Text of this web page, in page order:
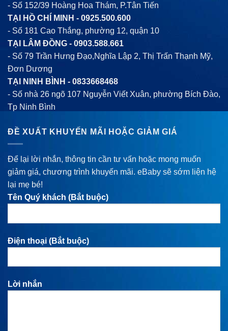
- Số 152/39 Hoàng Hoa Thám, P.Tân Tiến
TẠI HỒ CHÍ MINH - 0925.500.600
- Số 181 Cao Thắng, phường 12, quận 10
TẠI LÂM ĐỒNG - 0903.588.661
- Số 79 Trần Hưng Đạo,Nghĩa Lập 2, Thị Trấn Thạnh Mỹ,
Đơn Dương
TẠI NINH BÌNH - 0833668468
- Số nhà 26 ngõ 107 Nguyễn Viết Xuân, phường Bích Đào,
Tp Ninh Bình
ĐỀ XUẤT KHUYẾN MÃI HOẶC GIẢM GIÁ
Để lại lời nhắn, thông tin cần tư vấn hoặc mong muốn
giảm giá, chương trình khuyến mãi. eBaby sẽ sớm liện hệ
lại mẹ bé!
Tên Quý khách (Bắt buộc)
Điện thoại (Bắt buộc)
Lời nhắn